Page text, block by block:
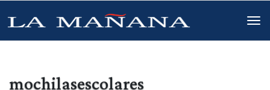
mochilasescolares